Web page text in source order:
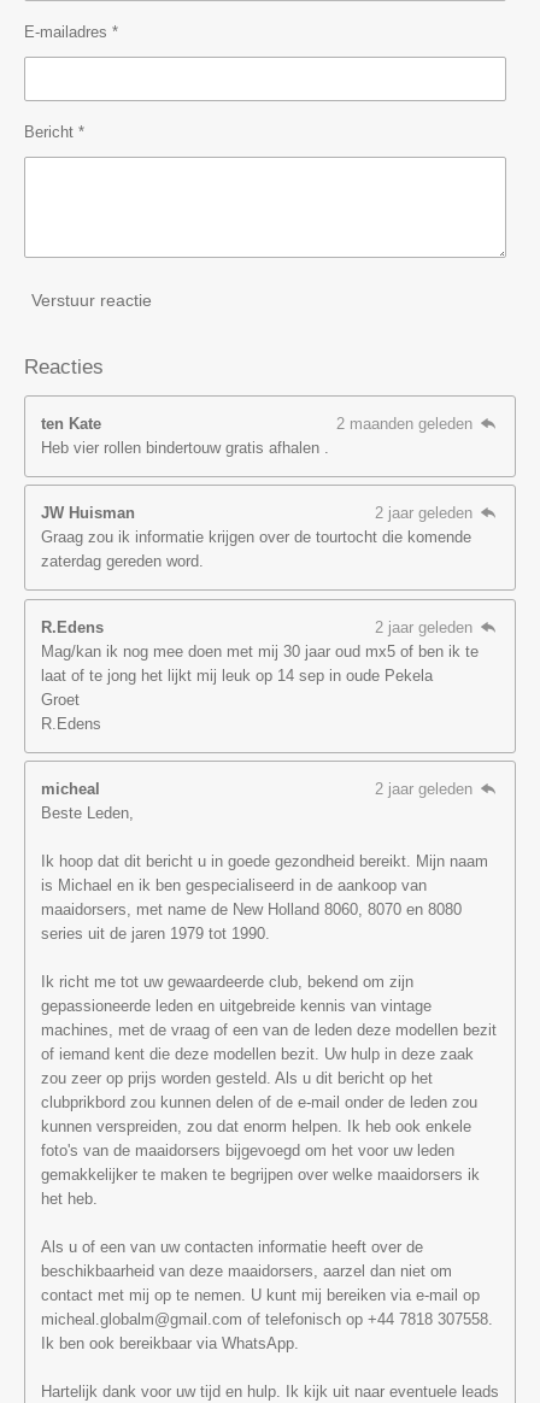
E-mailadres *
Bericht *
Verstuur reactie
Reacties
ten Kate
2 maanden geleden
Heb vier rollen bindertouw gratis afhalen .
JW Huisman
2 jaar geleden
Graag zou ik informatie krijgen over de tourtocht die komende
zaterdag gereden word.
R.Edens
2 jaar geleden
Mag/kan ik nog mee doen met mij 30 jaar oud mx5 of ben ik te
laat of te jong het lijkt mij leuk op 14 sep in oude Pekela
Groet
R.Edens
micheal
2 jaar geleden
Beste Leden,
Ik hoop dat dit bericht u in goede gezondheid bereikt. Mijn naam
is Michael en ik ben gespecialiseerd in de aankoop van
maaidorsers, met name de New Holland 8060, 8070 en 8080
series uit de jaren 1979 tot 1990.
Ik richt me tot uw gewaardeerde club, bekend om zijn
gepassioneerde leden en uitgebreide kennis van vintage
machines, met de vraag of een van de leden deze modellen bezit
of iemand kent die deze modellen bezit. Uw hulp in deze zaak
zou zeer op prijs worden gesteld. Als u dit bericht op het
clubprikbord zou kunnen delen of de e-mail onder de leden zou
kunnen verspreiden, zou dat enorm helpen. Ik heb ook enkele
foto's van de maaidorsers bijgevoegd om het voor uw leden
gemakkelijker te maken te begrijpen over welke maaidorsers ik
het heb.
Als u of een van uw contacten informatie heeft over de
beschikbaarheid van deze maaidorsers, aarzel dan niet om
contact met mij op te nemen. U kunt mij bereiken via e-mail op
micheal.globalm@gmail.com of telefonisch op +44 7818 307558.
Ik ben ook bereikbaar via WhatsApp.
Hartelijk dank voor uw tijd en hulp. Ik kijk uit naar eventuele leads